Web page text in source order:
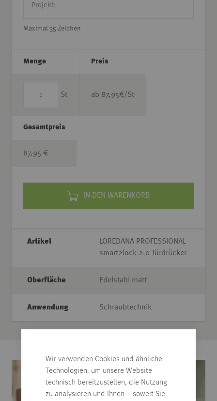
Wir verwenden Cookies und ähnliche
Technologien, um unsere Website
technisch bereitzustellen, die Nutzung
zu analysieren und Ihnen – soweit Sie
Maximal 35 Zeichen
Menge
St
Preis
ab 87,95€/St
Gesamtpreis
87,95 €
IN DEN WARENKORB
Artikel
LOREDANA PROFESSIONAL
smart2lock 2.0 Türdrücker
Oberfläche Edelstahl matt
Anwendung Schraubtechnik